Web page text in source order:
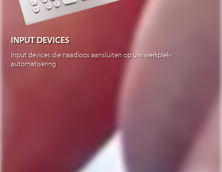
INPUT DEVICES
Input devices die naadloos aansluiten op uw werkplek-
automatisering